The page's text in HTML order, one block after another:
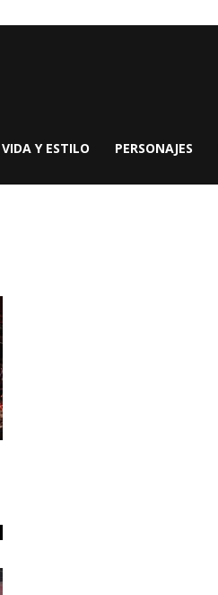
VIDA Y ESTILO PERSONAJES